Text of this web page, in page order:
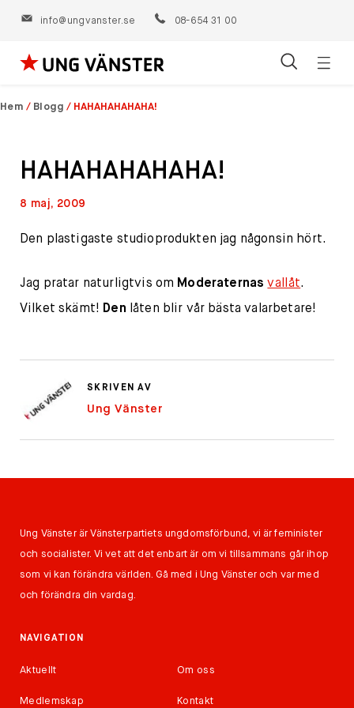
info@ungvanster.se 08-654 31 00
Hoppa
till
Hem / Blogg / HAHAHAHAHAHA!
HAHAHAHAHAHA!
8 maj, 2009
Den plastigaste studioprodukten jag någonsin hört.
Jag pratar naturligtvis om Moderaternasvallåt.
Vilket skämt! Den låten blir vår bästa valarbetare!
SKRIVEN AV
Ung Vänster
Ung Vänster är Vänsterpartiets ungdomsförbund, vi är feminister
och socialister. Vi vet att det enbart är om vi tillsammans går ihop
som vi kan förändra världen. Gå med i Ung Vänster och var med
och förändra din vardag.
NAVIGATION
Aktuellt Om oss
Medlemskap Kontakt